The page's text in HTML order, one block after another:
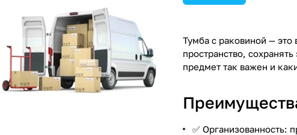
Тумба с раковиной —
пространство,
предмет так важен и
✅ Организованность: